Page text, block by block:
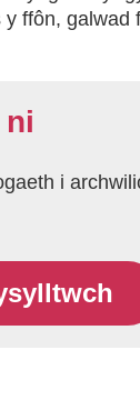
y ffôn, galwad
i